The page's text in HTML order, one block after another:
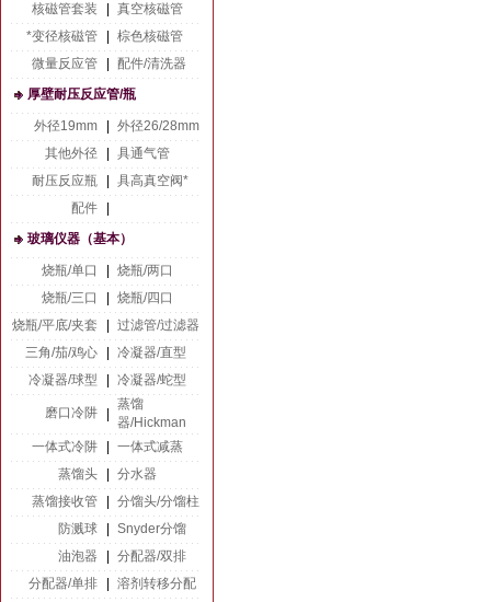
核磁管套装
真空核磁管
*变径核磁管
棕色核磁管
微量反应管
配件/清洗器
厚壁耐压反应管/瓶
外径19mm
外径26/28mm
其他外径
具通气管
耐压反应瓶
具高真空阀*
配件
玻璃仪器（基本）
烧瓶/单口
烧瓶/两口
烧瓶/三口
烧瓶/四口
烧瓶/平底/夹套
过滤管/过滤器
三角/茄/鸡心
冷凝器/直型
冷凝器/球型
冷凝器/蛇型
磨口冷阱
蒸馏
器/Hickman
一体式冷阱
一体式减蒸
蒸馏头
分水器
蒸馏接收管
分馏头/分馏柱
防溅球
Snyder分馏
油泡器
分配器/双排
分配器/单排
溶剂转移分配